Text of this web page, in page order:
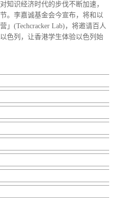
知识经济时代的步伐不断加速，
。李嘉诚基金会今宣布，将和以
」(Techcracker Lab)，将邀请百人
色列，让香港学生体验以色列始